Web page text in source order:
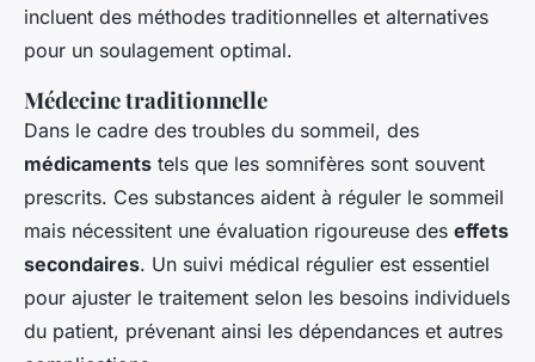
incluent des méthodes traditionnelles et alternatives
pour un soulagement optimal.
Médecine traditionnelle
Dans le cadre des troubles du sommeil, des
médicaments tels que les somnifères sont souvent
prescrits. Ces substances aident à réguler le sommeil
mais nécessitent une évaluation rigoureuse des effets
secondaires. Un suivi médical régulier est essentiel
pour ajuster le traitement selon les besoins individuels
du patient, prévenant ainsi les dépendances et autres